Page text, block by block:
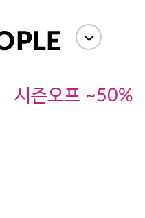
시즌오프 ~50%